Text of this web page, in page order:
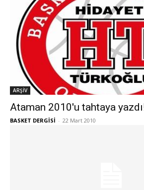
ARŞİV
Ataman 2010'u tahtaya
BASKET DERGİSİ - 22 Mart 2010